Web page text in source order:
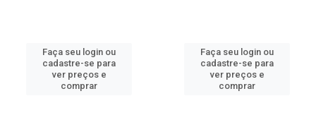
Faça seu login ou
cadastre-se para
ver preços e
comprar
Faça seu login ou
cadastre-se para
ver preços e
comprar